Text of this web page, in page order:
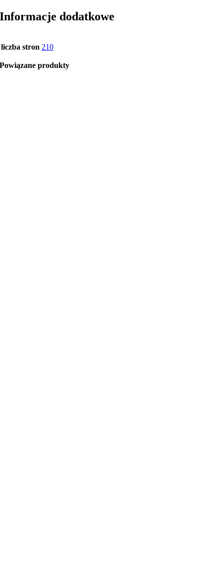
Informacje dodatkowe
liczba stron 210
Powiązane produkty